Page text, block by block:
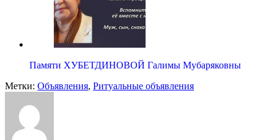
Памяти ХУБЕТДИНОВОЙ Галимы Мубаряковны
Метки: Объявления, Ритуальные объявления